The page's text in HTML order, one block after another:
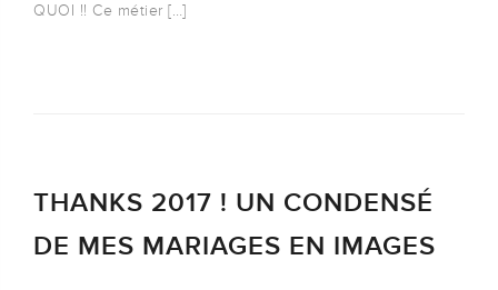
QUOI !! Ce métier […]
THANKS 2017 ! UN CONDENSÉ
DE MES MARIAGES EN IMAGES